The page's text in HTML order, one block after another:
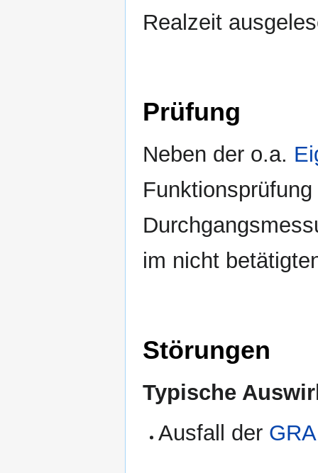
Realzeit
Prüfung
Neben der o.a.
im nicht
Störungen
Typische
Ausfall der GRA